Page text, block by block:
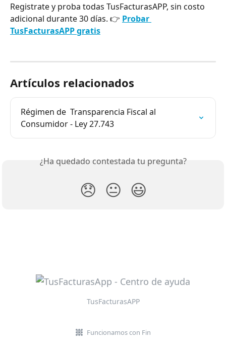
Registrate y proba todas TusFacturasAPP, sin costo
adicional durante 30 días. 👉 Probar
TusFacturasAPP gratis
Artículos relacionados
Régimen de  Transparencia Fiscal al
Consumidor - Ley 27.743
¿Ha quedado contestada tu pregunta?
😞 😐 😃
TusFacturasAPP
Funcionamos con Fin